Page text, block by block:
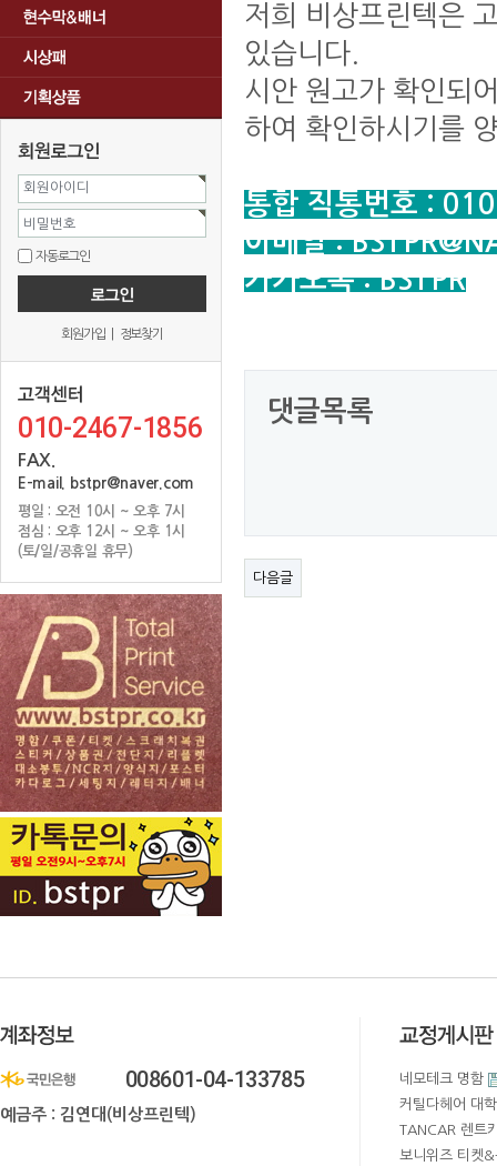
회원아이디
비밀번호
자동로그인
회원가입 정보찾기
010-2467-1856
FAX.
E-mail. bstpr@naver.com
평일 : 오전 10시 ~ 오후 7시
점심 : 오후 12시 ~ 오후 1시
(토/일/공휴일 휴무)
저희 비상프린텍은
있습니다.
시안 원고가 확인되
하여 확인하시기를
통합 직통번호 :
이메일 :
카카오톡 : BSTPR
댓글목록
다음글
008601-04-133785
예금주 : 김연대(비상프린텍)
네모테크 명함
커틸다헤어 대
TANCAR 렌트
보니위즈 티켓